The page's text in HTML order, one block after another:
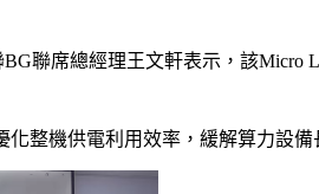
聯席總經理王文軒表示，該Micro
整機供電利用效率，緩解算力設備